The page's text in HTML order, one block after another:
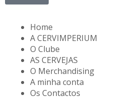
Home
A CERVIMPERIUM
O Clube
AS CERVEJAS
O Merchandising
A minha conta
Os Contactos